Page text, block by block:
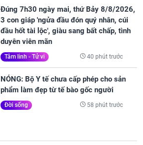
Đúng 7h30 ngày mai, thứ Bảy 8/8/2026,
3 con giáp 'ngửa đầu đón quý nhân, cúi
đầu hốt tài lộc', giàu sang bất chấp, tình
duyên viên mãn
Tâm linh - Tử vi 40 phút trước
NÓNG: Bộ Y tế chưa cấp phép cho sản
phẩm làm đẹp từ tế bào gốc người
Đời sống 58 phút trước